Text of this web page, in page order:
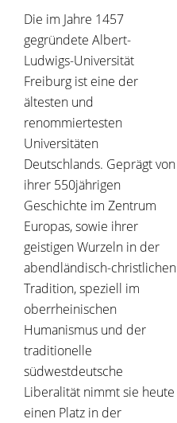
Die im Jahre 1457
gegründete Albert-
Ludwigs-Universität
Freiburg ist eine der
ältesten und
renommiertesten
Universitäten
Deutschlands. Geprägt von
ihrer 550jährigen
Geschichte im Zentrum
Europas, sowie ihrer
geistigen Wurzeln in der
abendländisch-christlichen
Tradition, speziell im
oberrheinischen
Humanismus und der
traditionelle
südwestdeutsche
Liberalität nimmt sie heute
einen Platz in der